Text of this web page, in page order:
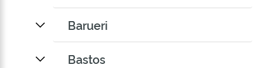
Barueri
Bastos